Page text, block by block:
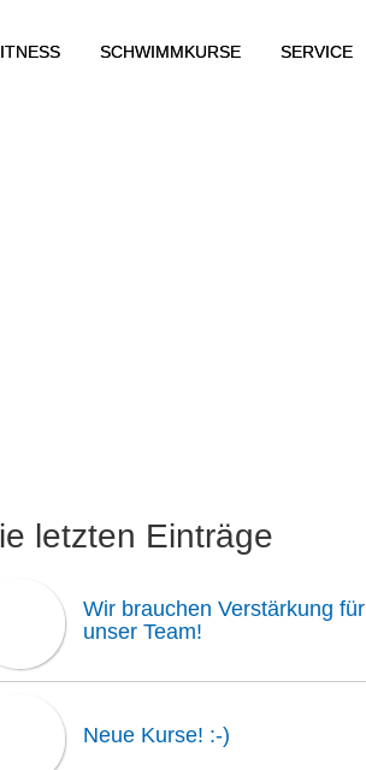
SCHWIMMKURSE SERVICE
letzten Einträge
Wir brauchen Verstärkung für
unser Team!
Neue Kurse! :-)